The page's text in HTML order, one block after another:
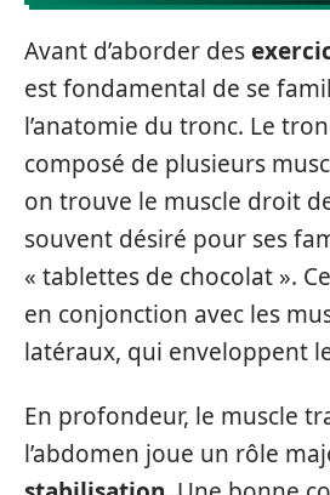
Avant d’aborder des
est fondamental de se
l’anatomie du tronc. Le
composé de plusieurs
on trouve le muscle droit
souvent désiré pour ses
« tablettes de chocolat ».
en conjonction avec les
latéraux, qui enveloppent
En profondeur, le muscle
l’abdomen joue un rôle